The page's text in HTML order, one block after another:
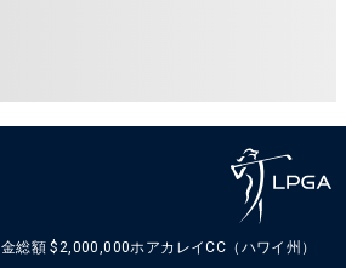
総額 $2,000,000ホアカレイCC（ハワイ州）